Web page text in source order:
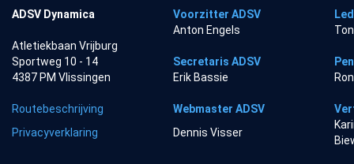
ADSV Dynamica Voorzitter ADSV
Anton Engels
Atletiekbaan Vrijburg
Sportweg 10 - 14
Secretaris ADSV
4387 PM Vlissingen
Erik Bassie
Routebeschrijving Webmaster ADSV
Privacyverklaring
Dennis Visser